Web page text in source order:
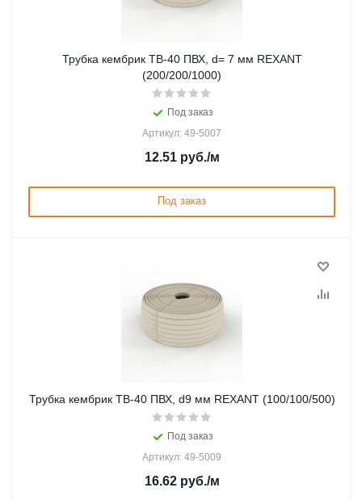
Трубка кембрик ТВ-40 ПВХ, d= 7 мм REXANT
(200/200/1000)
Под заказ
Артикул: 49-5007
12.51руб./м
Под заказ
Трубка кембрик ТВ-40 ПВХ, d9 мм REXANT (100/100/500)
Под заказ
Артикул: 49-5009
16.62руб./м